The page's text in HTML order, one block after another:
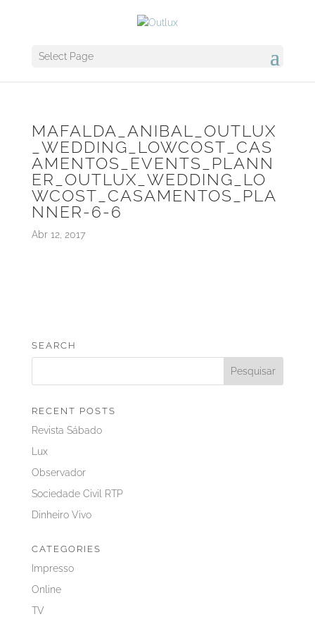
Select Page
MAFALDA_ANIBAL_OUTLUX
_WEDDING_LOWCOST_CAS
AMENTOS_EVENTS_PLANN
ER_OUTLUX_WEDDING_LO
WCOST_CASAMENTOS_PLA
NNER-6-6
Abr 12, 2017
SEARCH
RECENT POSTS
Revista Sábado
Lux
Observador
Sociedade Civil RTP
Dinheiro Vivo
CATEGORIES
Impresso
Online
TV